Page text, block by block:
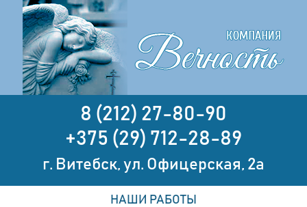
8 (212) 27-80-90
+375 (29) 712-28-89
г. Витебск, ул. Офицерская, 2а
НАШИ РАБОТЫ